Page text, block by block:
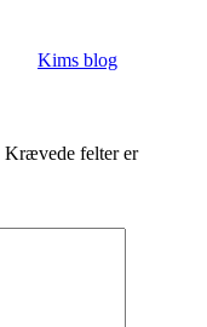
Kims blog
Krævede felter er